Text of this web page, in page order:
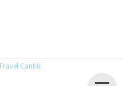
Travel Cantik